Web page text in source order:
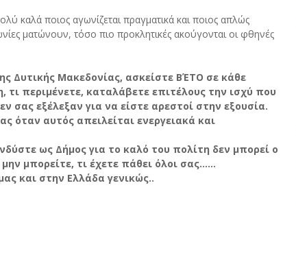
καλά ποιος αγωνίζεται πραγματικά και ποιος απλώς
ματώνουν, τόσο πιο προκλητικές ακούγονται οι φθηνές
Δυτικής Μακεδονίας, ασκείστε ΒΈΤΟ σε κάθε
περιμένετε, καταλάβετε επιτέλους την ισχύ που
σας εξέλεξαν για να είστε αρεστοί στην εξουσία.
όταν αυτός απειλείται ενεργειακά και
ως Δήμος για το καλό του πολίτη δεν μπορεί ο
μπορείτε, τι έχετε πάθει όλοι σας......
και στην Ελλάδα γενικώς..